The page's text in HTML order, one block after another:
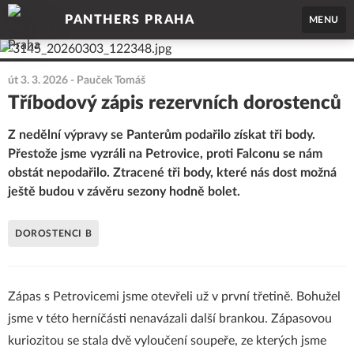
PANTHERS PRAHA MENU
út 3. 3. 2026 - Pauček Tomáš
Tříbodový zápis rezervních dorostenců
Z nedělní výpravy se Panterům podařilo získat tři body.
Přestože jsme vyzráli na Petrovice, proti Falconu se nám
obstát nepodařilo. Ztracené tři body, které nás dost možná
ještě budou v závěru sezony hodně bolet.
DOROSTENCI B
Zápas s Petrovicemi jsme otevřeli už v první třetině. Bohužel
jsme v této herníčásti nenavázali další brankou. Zápasovou
kuriozitou se stala dvě vyloučení soupeře, ze kterých jsme